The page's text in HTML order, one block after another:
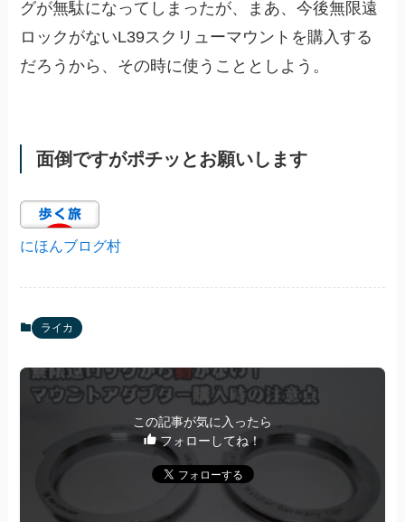
グが無駄になってしまったが、まあ、今後無限遠
ロックがないL39スクリューマウントを購入する
だろうから、その時に使うこととしよう。
面倒ですがポチッとお願いします
にほんブログ村
ライカ
この記事が気に入ったら
フォローしてね！